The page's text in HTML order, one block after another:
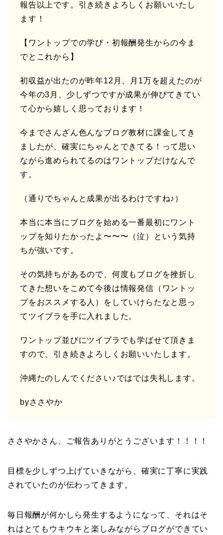
報告以上です。引き続きよろしくお願いいたし
ます！
【ワントップでの学び・初報酬発生からの今ま
でとこれから】
初収益が出たのが昨年12月、月1万を超えたのが
今年の3月、少しずつですが成果が伸びてきてい
て心から嬉しく思っております！
今までさんざん色んなブログ教材に課金してき
ましたが、確実にちゃんとできてる！って思い
ながら進められてるのはワントップだけなんで
す。
（通りでちゃんと成果が出るわけですね♪）
本当に本当にブログを始める一番最初にワント
ップを知りたかったよ〜〜〜（泣）という気持
ちが強いです。
その気持ちがあるので、何度もブログを挫折し
てきた想いをこめて今後は情報発信（ワントッ
プをおススメする人）をしていけらたなと思っ
てツイブラを手に入れました。
ワントップ並びにツイブラでも学ばせて頂きま
すので、引き続きよろしくお願いいたします。
沖縄たのしんでください♪ではでは失礼します。
byささやか
ささやかさん、ご報告ありがとうございます！！！！
目標を少しずつ上げていきながら、確実に丁寧に実践
されていたのが伝わってきます。
毎日報酬が何かしら発生するようになって、それはそ
れはとてもウキウキと楽しみながらブログができてい